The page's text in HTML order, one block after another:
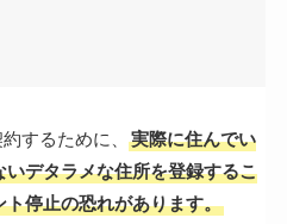
するために、
実際に住んでい
デタラメな住所を登録するこ
停止の恐れがあります。